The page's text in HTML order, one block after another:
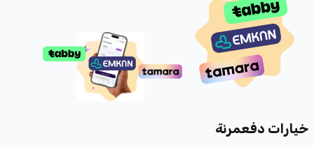
خيارات دفعمرنة